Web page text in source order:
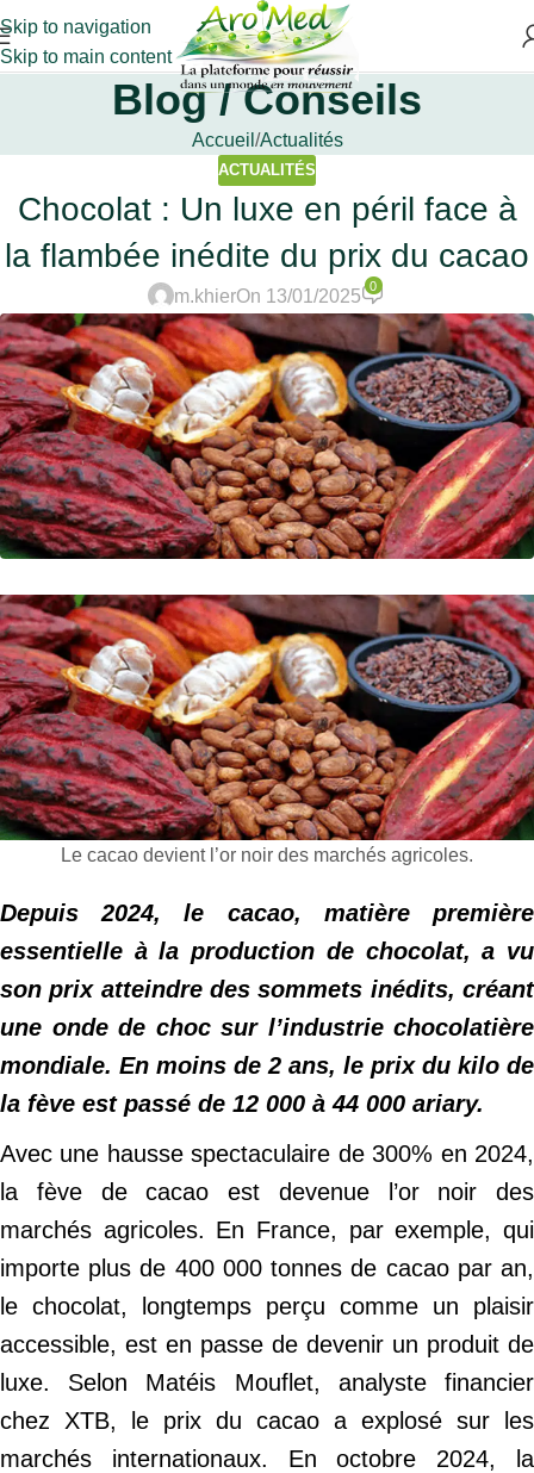
Skip to navigation
Skip to main content
Blog / Conseils
Accueil Actualités
ACTUALITÉS
Chocolat : Un luxe en péril face à
la flambée inédite du prix du cacao
m.khierOn 13/01/2025
0
Le cacao devient l’or noir des marchés agricoles.
Depuis 2024, le cacao, matière première
essentielle à la production de chocolat, a vu
son prix atteindre des sommets inédits, créant
une onde de choc sur l’industrie chocolatière
mondiale. En moins de 2 ans, le prix du kilo de
la fève est passé de 12 000 à 44 000 ariary.
Avec une hausse spectaculaire de 300% en 2024,
la fève de cacao est devenue l’or noir des
marchés agricoles. En France, par exemple, qui
importe plus de 400 000 tonnes de cacao par an,
le chocolat, longtemps perçu comme un plaisir
accessible, est en passe de devenir un produit de
luxe. Selon Matéis Mouflet, analyste financier
chez XTB, le prix du cacao a explosé sur les
marchés internationaux. En octobre 2024, la